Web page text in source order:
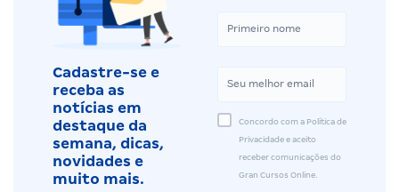
Cadastre-se e
receba as
notícias em
destaque da
semana, dicas,
novidades e
muito mais.
Concordo com a Política de
Privacidade e aceito
receber comunicações do
Gran Cursos Online.